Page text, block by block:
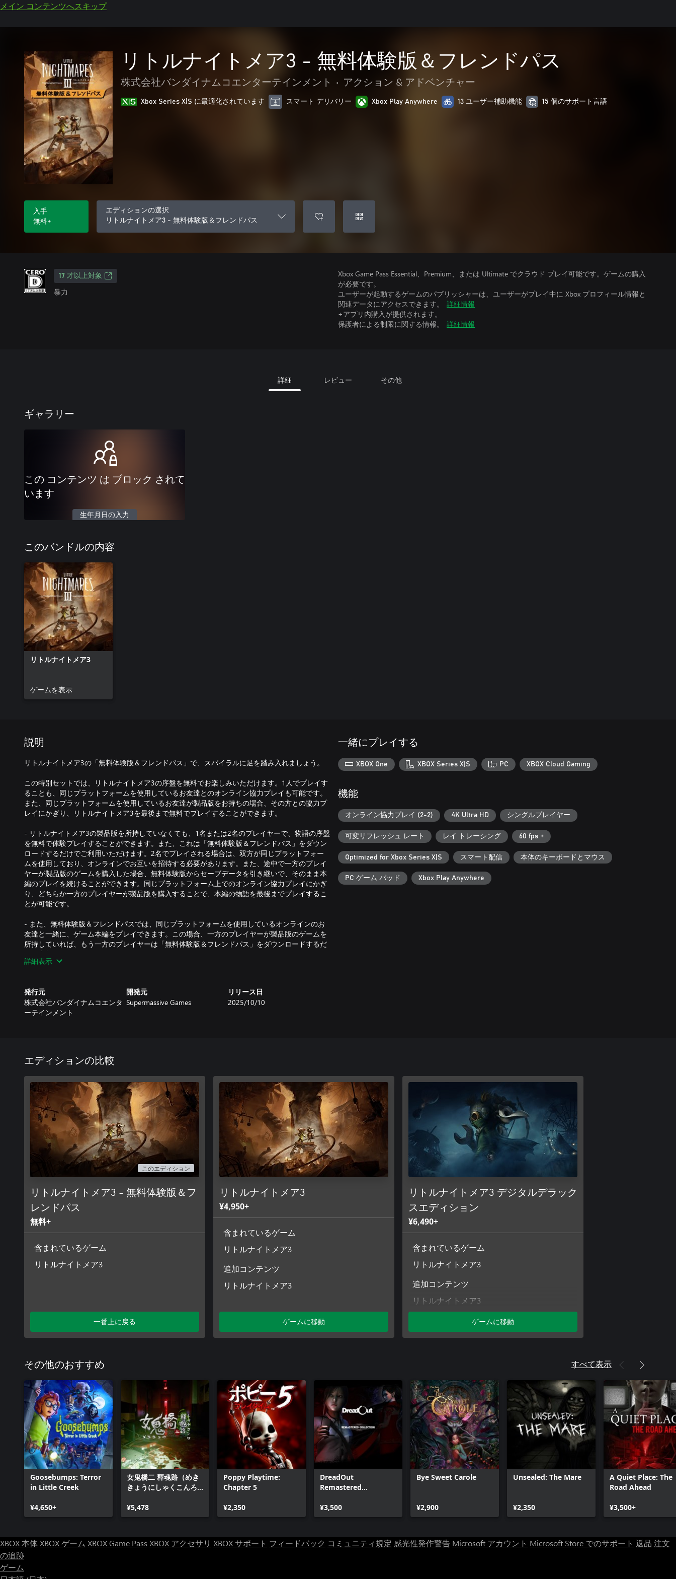
メイン コンテンツへスキップ
リトルナイトメア3 - 無料体験版＆フレンドパス
株式会社バンダイナムコエンターテインメント • アクション & アドベンチャー
Xbox Series X|S に最適化されています スマート デリバリー Xbox Play Anywhere 13 ユーザー補助機能 15 個のサポート言語
入手
無料+
エディションの選択
リトルナイトメア3 - 無料体験版＆フレンドパス
17 才以上対象
暴力
Xbox Game Pass Essential、Premium、または Ultimate でクラウド プレイ可能です。ゲームの購入
が必要です。
ユーザーが起動するゲームのパブリッシャーは、ユーザーがプレイ中に Xbox プロフィール情報と
関連データにアクセスできます。
詳細情報
+アプリ内購入が提供されます。
保護者による制限に関する情報。
詳細情報
詳細 レビュー その他
ギャラリー
この コンテンツ は ブロック されて
います
生年月日の入力
このバンドルの内容
リトルナイトメア3
ゲームを表示
説明
リトルナイトメア3の「無料体験版＆フレンドパス」で、スパイラルに足を踏み入れましょう。
この特別セットでは、リトルナイトメア3の序盤を無料でお楽しみいただけます。1人でプレイす
ることも、同じプラットフォームを使用しているお友達とのオンライン協力プレイも可能です。
また、同じプラットフォームを使用しているお友達が製品版をお持ちの場合、その方との協力プ
レイにかぎり、リトルナイトメア3を最後まで無料でプレイすることができます。
- リトルナイトメア3の製品版を所持していなくても、1名または2名のプレイヤーで、物語の序盤
を無料で体験プレイすることができます。また、これは「無料体験版＆フレンドパス」をダウン
ロードするだけでご利用いただけます。2名でプレイされる場合は、双方が同じプラットフォー
ムを使用しており、オンラインでお互いを招待する必要があります。また、途中で一方のプレイ
ヤーが製品版のゲームを購入した場合、無料体験版からセーブデータを引き継いで、そのまま本
編のプレイを続けることができます。同じプラットフォーム上でのオンライン協力プレイにかぎ
り、どちらか一方のプレイヤーが製品版を購入することで、本編の物語を最後までプレイするこ
とが可能です。
- また、無料体験版＆フレンドパスでは、同じプラットフォームを使用しているオンラインのお
友達と一緒に、ゲーム本編をプレイできます。この場合、一方のプレイヤーが製品版のゲームを
所持していれば、もう一方のプレイヤーは「無料体験版＆フレンドパス」をダウンロードするだ
けで参加できます。
ください。
さっそくお友達に声をかけて、一緒に不気味な世界へと足を踏み入れましょう。どこまで生き延
詳細表示
発行元
株式会社バンダイナムコエンタ
ーテインメント
開発元
Supermassive Games
リリース日
2025/10/10
一緒にプレイする
XBOX One XBOX Series X|S PC XBOX Cloud Gaming
機能
オンライン協力プレイ (2-2) 4K Ultra HD シングルプレイヤー
可変リフレッシュ レート レイ トレーシング 60 fps +
Optimized for Xbox Series X|S スマート配信 本体のキーボードとマウス
PC ゲーム パッド Xbox Play Anywhere
エディションの比較
このエディション
リトルナイトメア3 - 無料体験版＆フ
レンドパス
無料+
含まれているゲーム
リトルナイトメア3
一番上に戻る
リトルナイトメア3
¥4,950+
含まれているゲーム
リトルナイトメア3
追加コンテンツ
リトルナイトメア3
ゲームに移動
リトルナイトメア3 デジタルデラック
スエディション
¥6,490+
含まれているゲーム
リトルナイトメア3
追加コンテンツ
リトルナイトメア3
リトルナイトメア3 レジデント コスチュー
リトルナイトメア3 エキスパンションパス
ゲームに移動
その他のおすすめ すべて表示
Goosebumps: Terror
in Little Creek
¥4,650+
女鬼橋二 釋魂路（めき
きょうにしゃくこんろ
¥5,478
Poppy Playtime:
Chapter 5
¥2,350
DreadOut
Remastered
¥3,500
Bye Sweet Carole
¥2,900
Unsealed: The Mare
¥2,350
A Quiet Place: The
Road Ahead
¥3,500+
XBOX 本体XBOX ゲーム XBOX Game Pass XBOX アクセサリ XBOX サポート フィードバック コミュニティ規定 感光性発作警告 Microsoft アカウント Microsoft Store でのサポート 返品 注文
の追跡
ゲーム